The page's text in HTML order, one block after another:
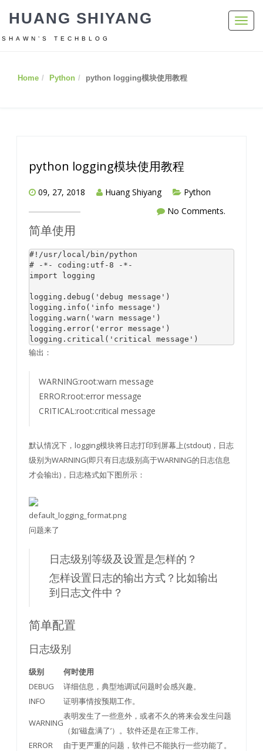
HUANG SHIYANG
SHAWN’S TECHBLOG
Home Python python logging模块使用教程
python logging模块使用教程
09, 27, 2018 Huang Shiyang
Python
No Comments.
简单使用
#!/usr/local/bin/python
# -*- coding:utf-8 -*-
import logging
logging.debug( 'debug message' )
logging.info( 'info message' )
logging.warn( 'warn message' )
logging.error( 'error message' )
logging.critical( 'critical message'
输出：
WARNING:root:warn message
ERROR:root:error message
CRITICAL:root:critical message
默认情况下，logging模块将日志打印到屏幕上(stdout)，日志
级别为WARNING(即只有日志级别高于WARNING的日志信息
才会输出)，日志格式如下图所示：
default_logging_format.png
问题来了
日志级别等级及设置是怎样的？
怎样设置日志的输出方式？比如输出
到日志文件中？
简单配置
日志级别
级别
何时使用
DEBUG
详细信息，典型地调试问题时会感兴趣。
INFO
证明事情按预期工作。
WARNING
表明发生了一些意外，或者不久的将来会发生问题
（如‘磁盘满了’）。软件还是在正常工作。
ERROR
由于更严重的问题，软件已不能执行一些功能了。